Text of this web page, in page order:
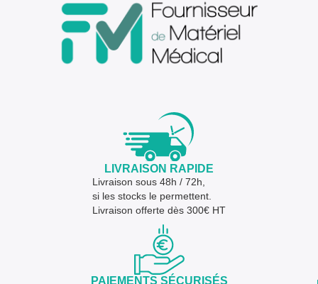
LIVRAISON RAPIDE
Livraison sous 48h / 72h,
si les stocks le permettent.
Livraison offerte dès 300€ HT
PAIEMENTS SÉCURISÉS